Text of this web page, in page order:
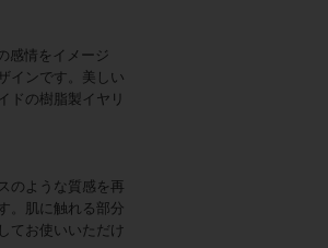
感情をイメージ
インです。美しい
ドの樹脂製イヤリ
のような質感を再
。肌に触れる部分
てお使いいただけ